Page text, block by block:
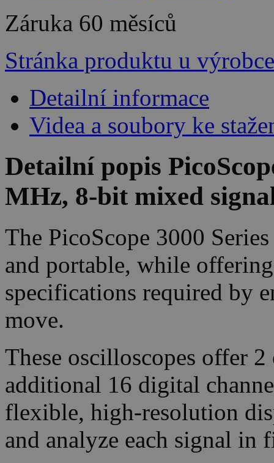
Záruka 60 měsíců
Stránka produktu u výrobce
Detailní informace
Videa a soubory ke
Detailní popis
MHz, 8-bit mixed
The PicoScope 3000
and portable, while
specifications required by
move.
These oscilloscopes offer
additional 16 digital
flexible, high-resolution
and analyze each signal in